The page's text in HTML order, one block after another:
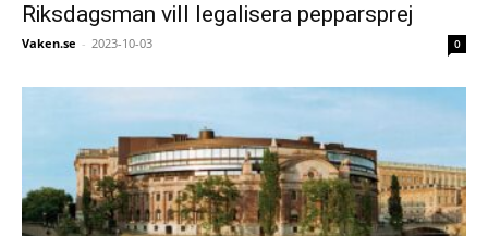
Riksdagsman vill legalisera pepparsprej
Vaken.se - 2023-10-03 0